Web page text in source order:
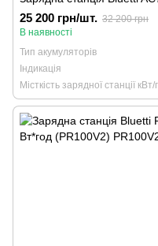
25 200 грн/шт. 32 200 грн
В наявності
Тип акумуляторів
Індикація
Місткість зарядної станції кВт/